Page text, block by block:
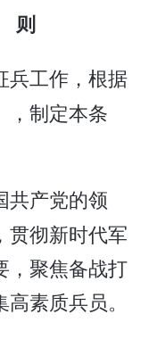
则
工作，根据
，制定本条
产党的领
贯彻新时代军
，聚焦备战打
素质兵员。